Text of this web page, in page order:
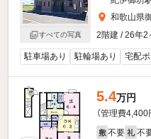
すべての写真
和歌山県
2階建 / 26年2
駐車場あり 駐輪場あり 宅配
5.4万円
（管理費4,400
敷 不要 礼 不